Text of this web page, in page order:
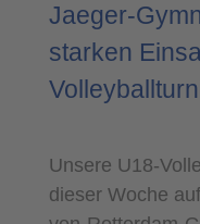
Jaeger-
starken
Unsere U18-
dieser Woche